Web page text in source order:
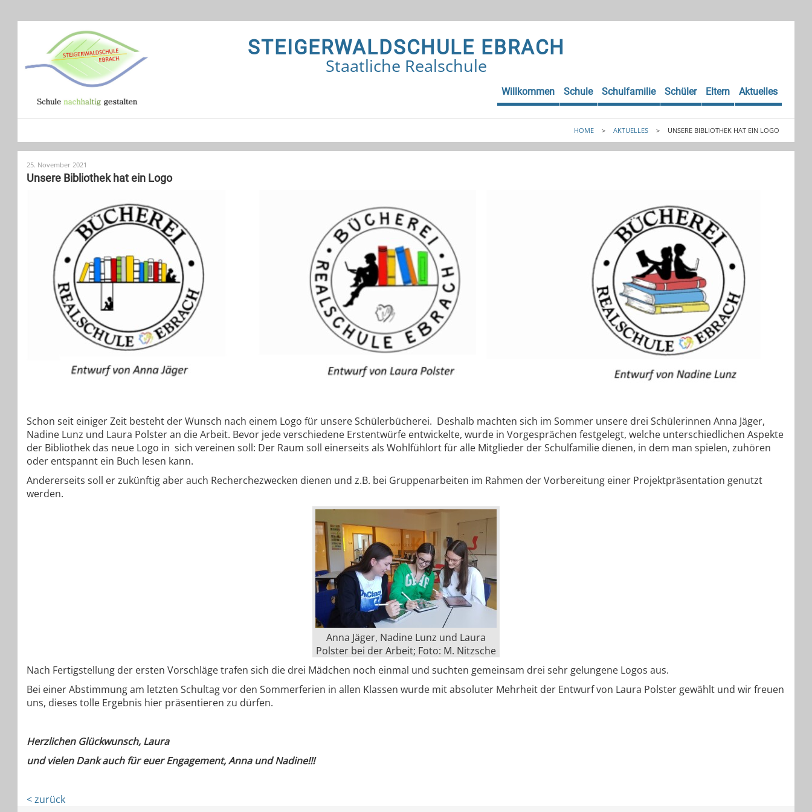
STEIGERWALDSCHULE EBRACH
Staatliche Realschule
Willkommen Schule Schulfamilie Schüler Eltern Aktuelles
HOME > AKTUELLES > UNSERE BIBLIOTHEK HAT EIN LOGO
25. November 2021
Unsere Bibliothek hat ein Logo
Schon seit einiger Zeit besteht der Wunsch nach einem Logo für unsere Schülerbücherei. Deshalb machten sich im Sommer unsere drei Schülerinnen Anna Jäger,
Nadine Lunz und Laura Polster an die Arbeit. Bevor jede verschiedene Erstentwürfe entwickelte, wurde in Vorgesprächen festgelegt, welche unterschiedlichen Aspekte
der Bibliothek das neue Logo in sich vereinen soll: Der Raum soll einerseits als Wohlfühlort für alle Mitglieder der Schulfamilie dienen, in dem man spielen, zuhören
oder entspannt ein Buch lesen kann.
Andererseits soll er zukünftig aber auch Recherchezwecken dienen und z.B. bei Gruppenarbeiten im Rahmen der Vorbereitung einer Projektpräsentation genutzt
werden.
Anna Jäger, Nadine Lunz und Laura
Polster bei der Arbeit; Foto: M. Nitzsche
Nach Fertigstellung der ersten Vorschläge trafen sich die drei Mädchen noch einmal und suchten gemeinsam drei sehr gelungene Logos aus.
Bei einer Abstimmung am letzten Schultag vor den Sommerferien in allen Klassen wurde mit absoluter Mehrheit der Entwurf von Laura Polster gewählt und wir freuen
uns, dieses tolle Ergebnis hier präsentieren zu dürfen.
Herzlichen Glückwunsch, Laura
und vielen Dank auch für euer Engagement, Anna und Nadine!!!
< zurück